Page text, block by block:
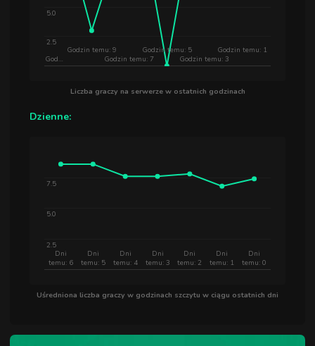
God…
Godzin temu: 9
Godzin temu: 7
Godzin temu: 5
Godzin temu: 3
Godzin temu: 1
2.5
5.0
Liczba graczy na serwerze w ostatnich godzinach
Dzienne:
temu: 6
Dni
temu: 5
Dni
temu: 4
Dni
temu: 3
Dni
temu: 2
Dni
temu: 1
Dni
temu: 0
Dni
2.5
5.0
7.5
Uśredniona liczba graczy w godzinach szczytu w ciągu ostatnich dni